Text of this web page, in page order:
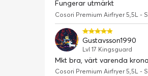
är biff, kyckling, skaldjur,
Snabbare och bättre
RapidHeat-teknologin
snabbare än en
Shake Reminder.
Fungerar utmärkt
Cosori Premium Airfryer 5,5L -
Gustavsson1990
Lvl 17 Kingsguard
Mkt bra, värt varenda
Cosori Premium Airfryer 5,5L -